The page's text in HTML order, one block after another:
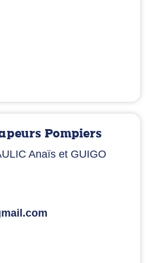
Pompiers
Anaïs et GUIGO